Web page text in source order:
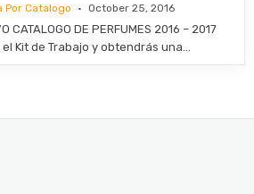
Por Catalogo October 25, 2016
CATALOGO DE PERFUMES 2016 – 2017
el Kit de Trabajo y obtendrás una…